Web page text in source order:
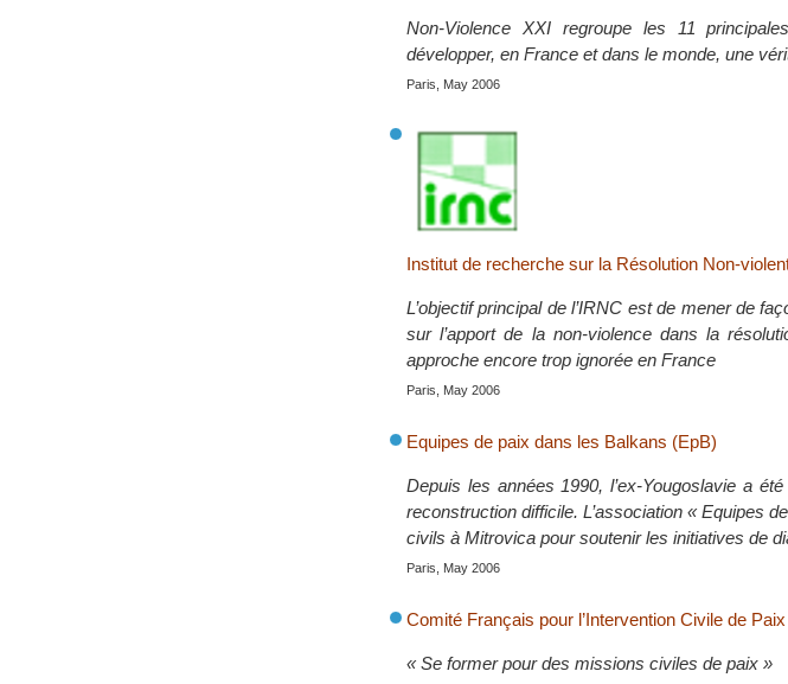
Non-Violence XXI regroupe les 11
développer, en France et dans le monde, une
Paris, May 2006
Institut de recherche sur la Résolution Non-
L’objectif principal de l’IRNC est de mener de
sur l’apport de la non-violence dans la
approche encore trop ignorée en France
Paris, May 2006
Equipes de paix dans les Balkans (EpB)
Depuis les années 1990, l’ex-Yougoslavie a
reconstruction difficile. L’association « Equipes
civils à Mitrovica pour soutenir les initiatives de
Paris, May 2006
Comité Français pour l’Intervention Civile de
« Se former pour des missions civiles de paix »